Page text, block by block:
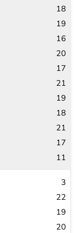
18
19
16
20
17
21
19
18
21
17
11
3
22
19
20